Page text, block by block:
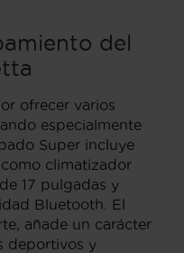
del
ofrecer varios
especialmente
Super incluye
climatizador
17 pulgadas y
Bluetooth. El
añade un carácter
deportivos y